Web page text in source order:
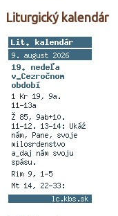
Liturgický kalendár